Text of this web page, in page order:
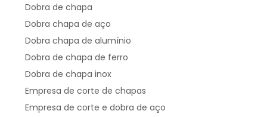
Dobra de chapa
Dobra chapa de aço
Dobra chapa de alumínio
Dobra de chapa de ferro
Dobra de chapa inox
Empresa de corte de chapas
Empresa de corte e dobra de aço